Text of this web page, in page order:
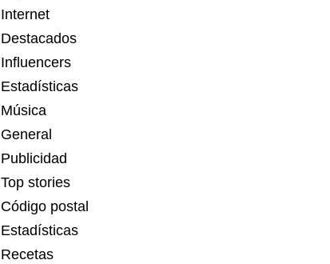
Internet
Destacados
Influencers
Estadísticas
Música
General
Publicidad
Top stories
Código postal
Estadísticas
Recetas